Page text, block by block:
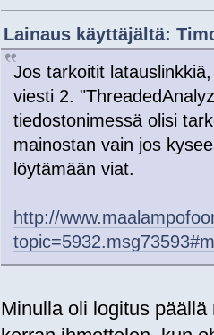
Lainaus käyttäjältä:
Jos tarkoitit
viesti 2.
tiedostonimessä olisi
mainostan vain jos
löytämään viat.
http://
Minulla oli logitus